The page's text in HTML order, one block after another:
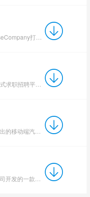
Weverse是韩国HYBE旗下WeverseCompany打造的全球一站式粉丝社区APP，适配安卓、iOS移动端，整合原V-...
前程无忧51Job 是国内知名的一站式求职招聘平台，汇聚海量全职、实习、校招等优质岗位，覆盖全行业与全国多地...
汽车之家安卓版是汽车之家官方推出的移动端汽车服务APP，集实时汽车资讯、精准询价、贷款购车、养车...